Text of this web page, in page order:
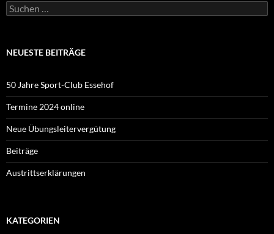
Suchen
nach:
NEUESTE BEITRÄGE
50 Jahre Sport-Club Essehof
Termine 2024 online
Neue Übungsleitervergütung
Beiträge
Austrittserklärungen
KATEGORIEN